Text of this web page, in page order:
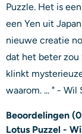
Puzzle. Het is
een Yen uit
nieuwe creatie
dat het beter
klinkt
waarom. ... " - Wil
Beoordelingen (0
Lotus Puzzel -